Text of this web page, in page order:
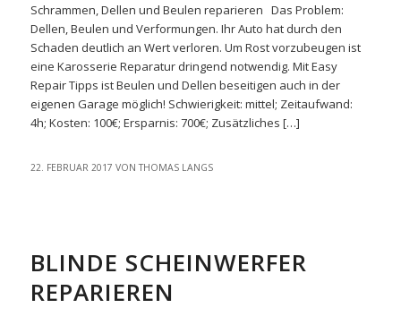
Schrammen, Dellen und Beulen reparieren Das Problem:
Dellen, Beulen und Verformungen. Ihr Auto hat durch den
Schaden deutlich an Wert verloren. Um Rost vorzubeugen ist
eine Karosserie Reparatur dringend notwendig. Mit Easy
Repair Tipps ist Beulen und Dellen beseitigen auch in der
eigenen Garage möglich! Schwierigkeit: mittel; Zeitaufwand:
4h; Kosten: 100€; Ersparnis: 700€; Zusätzliches […]
22. FEBRUAR 2017 VONTHOMAS LANGS
BLINDE SCHEINWERFER
REPARIEREN